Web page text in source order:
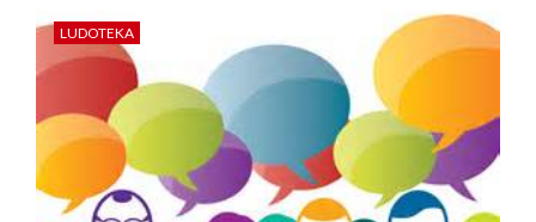
LUDOTEKA